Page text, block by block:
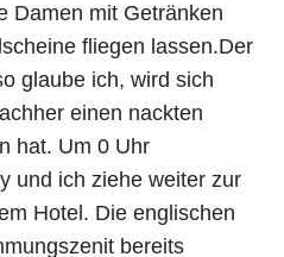
Damen mit Getränken
fliegen lassen.Der
glaube ich, wird sich
einen nackten
hat. Um 0 Uhr
und ich ziehe weiter zur
Hotel. Die englischen
bereits